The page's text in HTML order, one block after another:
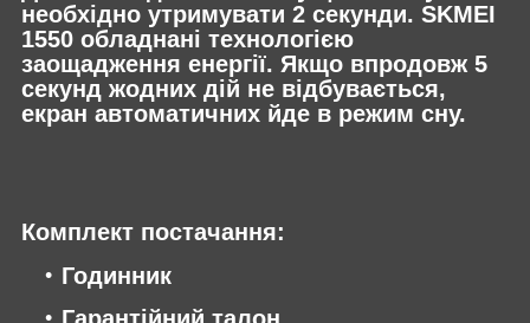
необхідно утримувати 2 секунди. SKMEI
1550 обладнані технологією
заощадження енергії. Якщо впродовж 5
секунд жодних дій не відбувається,
екран автоматичних йде в режим сну.
Комплект постачання:
Годинник